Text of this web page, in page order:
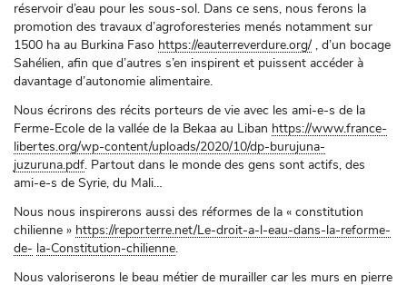
réservoir d’eau pour les sous-sol. Dans ce sens, nous ferons la
promotion des travaux d’agroforesteries menés notamment sur
1500 ha au Burkina Faso https://eauterreverdure.org/ , d’un bocage
Sahélien, afin que d’autres s’en inspirent et puissent accéder à
davantage d’autonomie alimentaire.
Nous écrirons des récits porteurs de vie avec les ami-e-s de la
Ferme-Ecole de la vallée de la Bekaa au Liban https://www.france-
libertes.org/wp-content/uploads/2020/10/dp-burujuna-
juzuruna.pdf. Partout dans le monde des gens sont actifs, des
ami-e-s de Syrie, du Mali…
Nous nous inspirerons aussi des réformes de la « constitution
chilienne » https://reporterre.net/Le-droit-a-l-eau-dans-la-reforme-
de- la-Constitution-chilienne.
Nous valoriserons le beau métier de murailler car les murs en pierre